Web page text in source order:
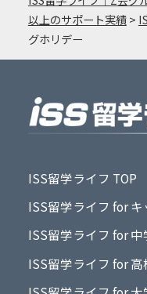
以上のサポート実績>
グホリデー
ISS留学ライフ TOP
ISS留学ライフ for キ
ISS留学ライフ for 中
ISS留学ライフ for 高